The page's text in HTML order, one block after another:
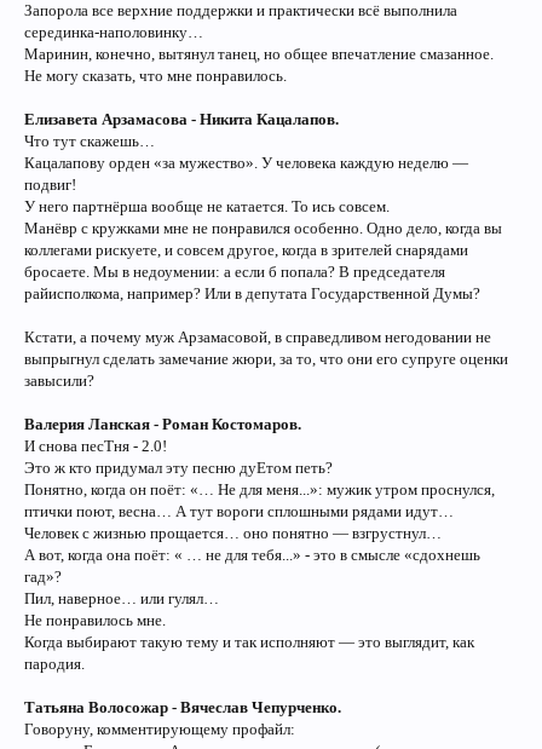
Запорола все верхние поддержки и практически всё выполнила
серединка-наполовинку…
Маринин, конечно, вытянул танец, но общее впечатление смазанное.
Не могу сказать, что мне понравилось.
Елизавета Арзамасова - Никита Кацалапов.
Что тут скажешь…
Кацалапову орден «за мужество». У человека каждую неделю —
подвиг!
У него партнёрша вообще не катается. То ись совсем.
Манёвр с кружками мне не понравился особенно. Одно дело, когда вы
коллегами рискуете, и совсем другое, когда в зрителей снарядами
бросаете. Мы в недоумении: а если б попала? В председателя
райисполкома, например? Или в депутата Государственной Думы?
Кстати, а почему муж Арзамасовой, в справедливом негодовании не
выпрыгнул сделать замечание жюри, за то, что они его супруге оценки
завысили?
Валерия Ланская - Роман Костомаров.
И снова песТня - 2.0!
Это ж кто придумал эту песню дуЕтом петь?
Понятно, когда он поёт: «… Не для меня...»: мужик утром проснулся,
птички поют, весна… А тут вороги сплошными рядами идут…
Человек с жизнью прощается… оно понятно — взгрустнул…
А вот, когда она поёт: « … не для тебя...» - это в смысле «сдохнешь
гад»?
Пил, наверное… или гулял…
Не понравилось мне.
Когда выбирают такую тему и так исполняют — это выглядит, как
пародия.
Татьяна Волосожар - Вячеслав Чепурченко.
Говоруну, комментирующему профайл: